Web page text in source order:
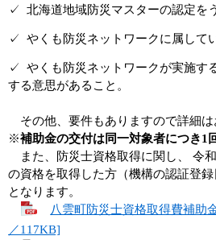
✓ 北海道地域防災マスターの認定を
✓ やくも防災ネットワークに属して
✓ やくも防災ネットワークが実施す
する意思があること。
その他、要件もありますので詳細は
※補助金の交付は同一対象者につき1
また、防災士資格取得に関し、 令
の資格を取得した方（機構の認証登
となります。​
八雲町防災士資格取得費補助
／117KB]